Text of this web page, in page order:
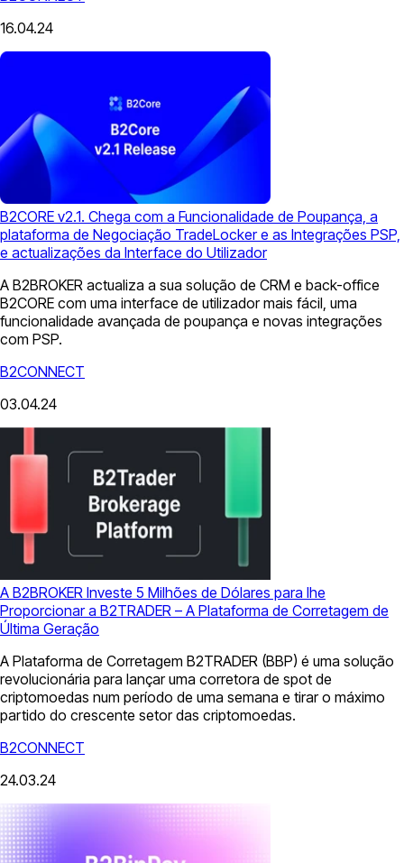
16.04.24
B2CORE v2.1. Chega com a Funcionalidade de Poupança, a
plataforma de Negociação TradeLocker e as Integrações PSP,
e actualizações da Interface do Utilizador
A B2BROKER actualiza a sua solução de CRM e back-office
B2CORE com uma interface de utilizador mais fácil, uma
funcionalidade avançada de poupança e novas integrações
com PSP.
B2CONNECT
03.04.24
A B2BROKER Investe 5 Milhões de Dólares para lhe
Proporcionar a B2TRADER – A Plataforma de Corretagem de
Última Geração
A Plataforma de Corretagem B2TRADER (BBP) é uma solução
revolucionária para lançar uma corretora de spot de
criptomoedas num período de uma semana e tirar o máximo
partido do crescente setor das criptomoedas.
B2CONNECT
24.03.24